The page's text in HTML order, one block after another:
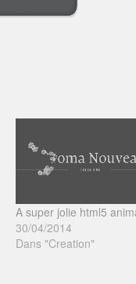
A super jolie html5
30/04/2014
Dans "Creation"